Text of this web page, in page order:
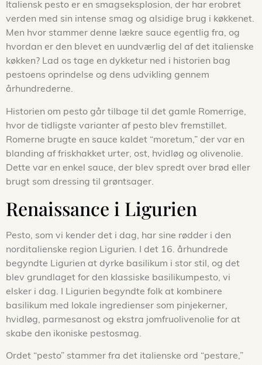
Italiensk pesto er en smagseksplosion, der har erobret
verden med sin intense smag og alsidige brug i køkkenet.
Men hvor stammer denne lækre sauce egentlig fra, og
hvordan er den blevet en uundværlig del af det italienske
køkken? Lad os tage en dykketur ned i historien bag
pestoens oprindelse og dens udvikling gennem
århundrederne.
Historien om pesto går tilbage til det gamle Romerrige,
hvor de tidligste varianter af pesto blev fremstillet.
Romerne brugte en sauce kaldet “moretum,” der var en
blanding af friskhakket urter, ost, hvidløg og olivenolie.
Dette var en enkel sauce, der blev spredt over brød eller
brugt som dressing til grøntsager.
Renaissance i Ligurien
Pesto, som vi kender det i dag, har sine rødder i den
norditalienske region Ligurien. I det 16. århundrede
begyndte Ligurien at dyrke basilikum i stor stil, og det
blev grundlaget for den klassiske basilikumpesto, vi
elsker i dag. I Ligurien begyndte folk at kombinere
basilikum med lokale ingredienser som pinjekerner,
hvidløg, parmesanost og ekstra jomfruolivenolie for at
skabe den ikoniske pestosmag.
Ordet “pesto” stammer fra det italienske ord “pestare,”